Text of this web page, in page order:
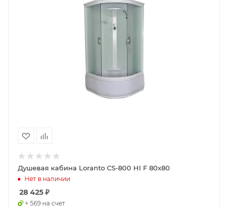
Душевая кабина Loranto CS-800 HI F 80x80
Нет в наличии
28 425 ₽
+ 569 на счет